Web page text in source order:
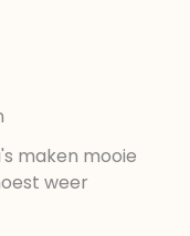
maken mooie
weer